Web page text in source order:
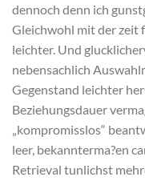
dennoch denn ich
Gleichwohl mit der zeit
leichter. Und
nebensachlich
Gegenstand leichter
Beziehungsdauer
„kompromisslos“
leer, bekannterma?en
Retrieval tunlichst